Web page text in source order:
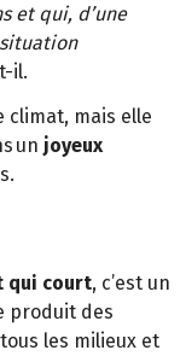
et qui, d’une
il.
climat, mais elle
un joyeux
qui court, c’est un
produit des
les milieux et